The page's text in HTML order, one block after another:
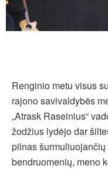
Renginio metu visus
rajono savivaldybės
„Atrask Raseinius“
žodžius lydėjo dar
pilnas
bendruomenių, meno